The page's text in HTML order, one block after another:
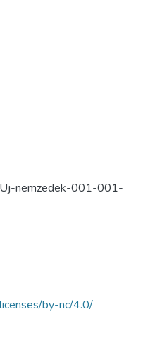
nemzedek-001-001-
by-nc/4.0/